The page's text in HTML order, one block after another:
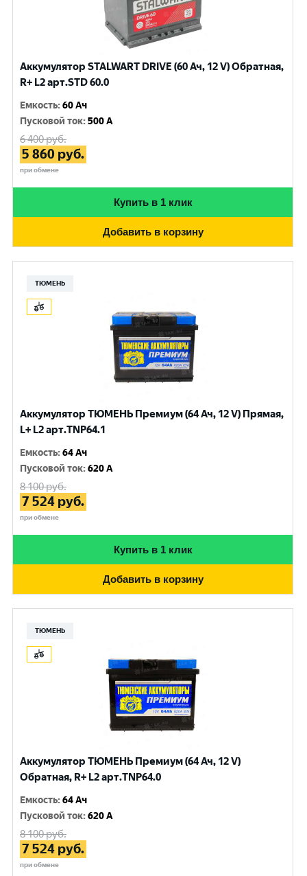
Аккумулятор STALWART DRIVE (60 Ач, 12 V) Обратная,
R+ L2 арт.STD 60.0
Емкость:60 Ач
Пусковой ток:500 A
6 400руб.
5 860 руб.
при обмене
Купить в 1 клик
Добавить в корзину
ТЮМЕНЬ
Аккумулятор ТЮМЕНЬ Премиум (64 Ач, 12 V) Прямая,
L+ L2 арт.TNP64.1
Емкость:64 Ач
Пусковой ток:620 A
8 100руб.
7 524 руб.
при обмене
Купить в 1 клик
Добавить в корзину
ТЮМЕНЬ
Аккумулятор ТЮМЕНЬ Премиум (64 Ач, 12 V)
Обратная, R+ L2 арт.TNP64.0
Емкость:64 Ач
Пусковой ток:620 A
8 100руб.
7 524 руб.
при обмене